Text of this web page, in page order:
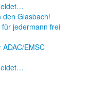
den Glasbach!
jedermann frei
EMSC